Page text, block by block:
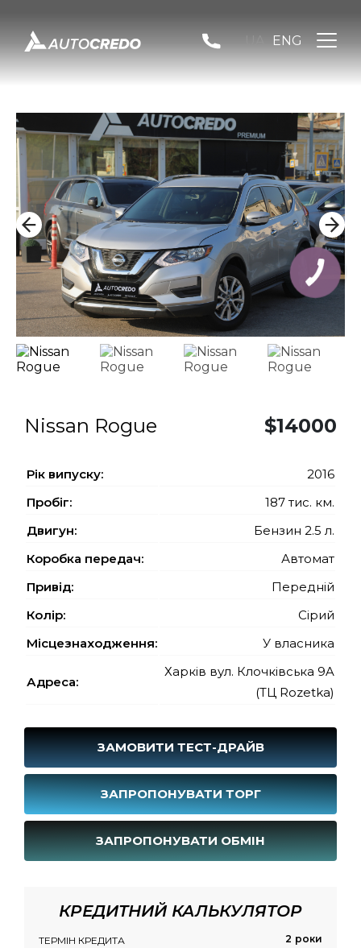
ENG
Nissan Rogue $14000
Рiк випуску:
2016
Пробіг:
187 тис. км.
Двигун:
Бензин 2.5 л.
Коробка передач:
Автомат
Привід:
Передній
Колір:
Сірий
Місцезнаходження:
У власника
Адреса:
Харків вул. Клочківська 9A
(ТЦ Rozetka)
ЗАМОВИТИ ТЕСТ-ДРАЙВ
ЗАПРОПОНУВАТИ ТОРГ
ЗАПРОПОНУВАТИ ОБМІН
КРЕДИТНИЙ КАЛЬКУЛЯТОР
ТЕРМІН КРЕДИТА роки